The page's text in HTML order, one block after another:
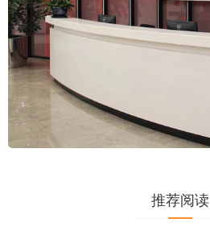
推荐阅读